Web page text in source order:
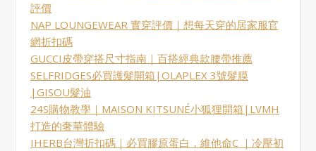
評價
NAP LOUNGEWEAR 實穿評價｜想每天穿的居家服官
網折扣碼
GUCCI皮帶穿搭尺寸指南｜百搭經典款腰帶推薦
SELFRIDGES必買護髮開箱|OLAPLEX 3號髮膜
|GISOU髮油
24S購物教學｜MAISON KITSUNÉ小狐狸開箱|LVMH
打造的奢華體驗
IHERB台灣折扣碼｜必買膠原蛋白，維他命C ｜冷壓初